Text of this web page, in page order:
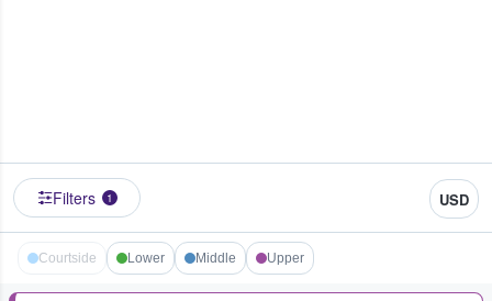
Filters 1 USD
Courtside Lower Middle Upper